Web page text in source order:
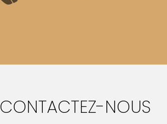
CONTACTEZ-NOUS